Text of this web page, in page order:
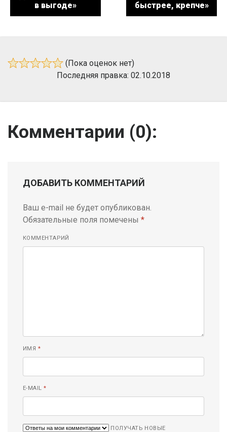
в выгоде»
быстрее, крепче»
(Пока оценок нет)
Последняя правка: 02.10.2018
Комментарии (0):
ДОБАВИТЬ КОММЕНТАРИЙ
Ваш e-mail не будет опубликован.
Обязательные поля помечены *
КОММЕНТАРИЙ
ИМЯ *
E-MAIL*
ПОЛУЧАТЬ НОВЫЕ